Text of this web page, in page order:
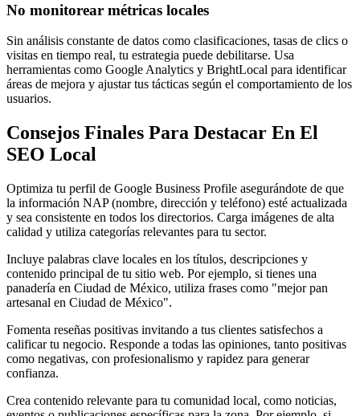
No monitorear métricas locales
Sin análisis constante de datos como clasificaciones, tasas de clics o
visitas en tiempo real, tu estrategia puede debilitarse. Usa
herramientas como Google Analytics y BrightLocal para identificar
áreas de mejora y ajustar tus tácticas según el comportamiento de los
usuarios.
Consejos Finales Para Destacar En El
SEO Local
Optimiza tu perfil de Google Business Profile asegurándote de que
la información NAP (nombre, dirección y teléfono) esté actualizada
y sea consistente en todos los directorios. Carga imágenes de alta
calidad y utiliza categorías relevantes para tu sector.
Incluye palabras clave locales en los títulos, descripciones y
contenido principal de tu sitio web. Por ejemplo, si tienes una
panadería en Ciudad de México, utiliza frases como "mejor pan
artesanal en Ciudad de México".
Fomenta reseñas positivas invitando a tus clientes satisfechos a
calificar tu negocio. Responde a todas las opiniones, tanto positivas
como negativas, con profesionalismo y rapidez para generar
confianza.
Crea contenido relevante para tu comunidad local, como noticias,